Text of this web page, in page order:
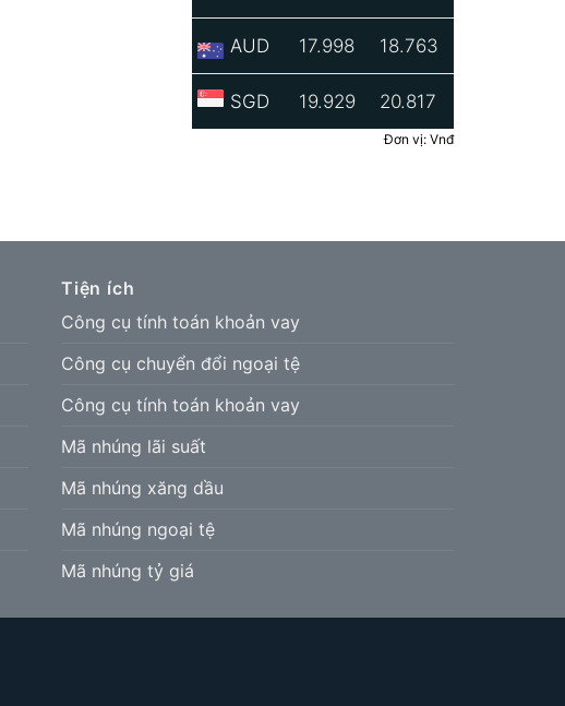
AUD 17.998 18.763
SGD 19.929 20.817
Đơn vị: Vnđ
Tiện ích
Công cụ tính toán khoản vay
Công cụ chuyển đổi ngoại tệ
Công cụ tính toán khoản vay
Mã nhúng lãi suất
Mã nhúng xăng dầu
Mã nhúng ngoại tệ
Mã nhúng tỷ giá